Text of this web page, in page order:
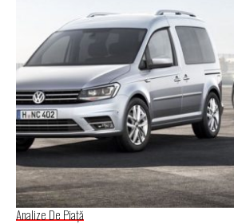
Analize De Piață